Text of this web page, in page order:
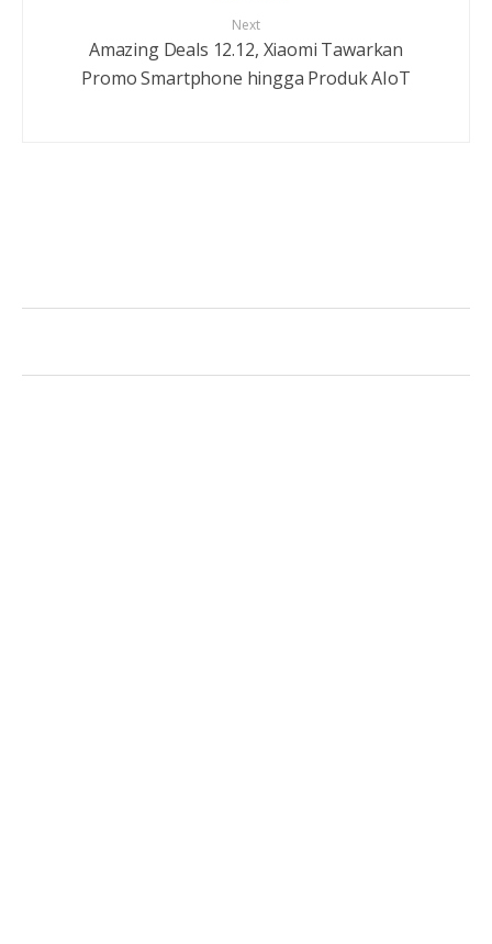
Next
Amazing Deals 12.12, Xiaomi Tawarkan
Promo Smartphone hingga Produk AIoT